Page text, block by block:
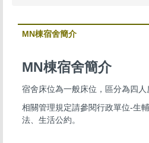
MN棟宿舍簡介
MN棟宿舍簡介
宿舍床位為一般床位，區分為四人
相關管理規定請參閱行政單位-生
法、生活公約。